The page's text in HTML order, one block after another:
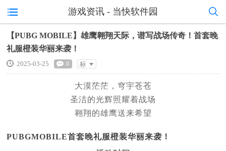
游戏资讯 - 当快软件园
【PUBG MOBILE】雄鹰翱翔天际，谱写战场传奇！首套晚
礼服橙装华丽来袭！
2025-03-25 0
标
准
大漠茫茫，穹宇苍苍
圣洁的光辉照耀着战场
翱翔的雄鹰送来希望
PUBGMOBILE首套晚礼服橙装华丽来袭！